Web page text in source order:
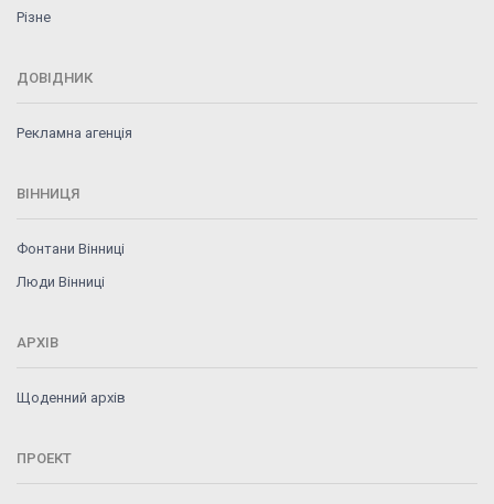
Різне
ДОВІДНИК
Рекламна агенція
ВІННИЦЯ
Фонтани Вінниці
Люди Вінниці
АРХІВ
Щоденний архів
ПРОЕКТ